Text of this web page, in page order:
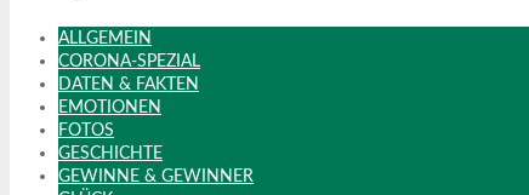
ALLGEMEIN
CORONA-SPEZIAL
DATEN & FAKTEN
EMOTIONEN
FOTOS
GESCHICHTE
GEWINNE & GEWINNER